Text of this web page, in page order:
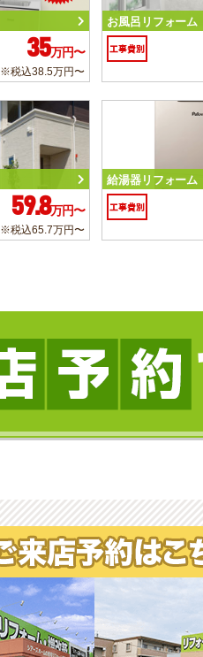
35万円〜
※税込38.5万円〜
お風呂リフォーム
工事費別
59.8万円〜
※税込65.7万円〜
給湯器リフォーム
工事費別